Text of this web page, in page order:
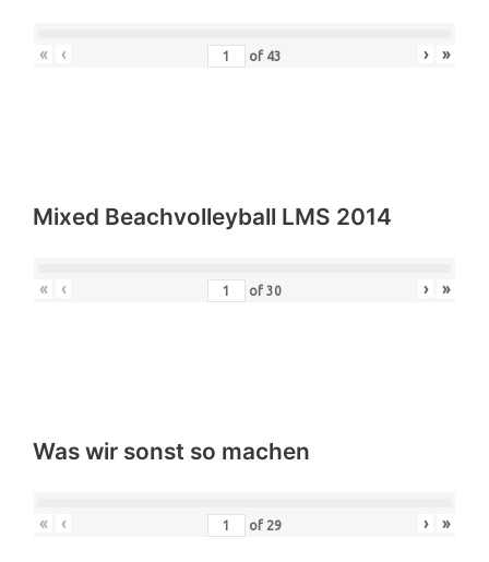
« ‹ of 43 › »
Mixed Beachvolleyball LMS 2014
« ‹ of 30 › »
Was wir sonst so machen
« ‹ of 29 › »